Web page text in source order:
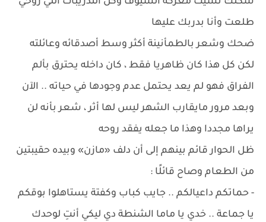
طلعت وأنا بدربك عليها
ضحك وشعر بالطمأنينة أكثر وسط أصدقائه وعائلته
لكن كل هذا كان ظاهريا فقط ، كان داخله يحترق بألم
الفراق فهو لم يعد يحتمل عدم وجودها في حياته .. الآن
وبعد مرور مايقارب الشهر ليس لها أثر ، شعر بأنه لن
يراها مجددا وهذا ما جعله يفقد روحه
ظل الحوار قائم بينهم إلى أن دلف «مازن» وبيده حقيبتين
من الطعام وصاح قائلًا :
- حماتكم داعيالكم .. جايب كباب وكفتة يستاهلوا بوقكم
يا جماعة .. خدي يا ماما الشنطة دي ليكي أنتِ لوحدك